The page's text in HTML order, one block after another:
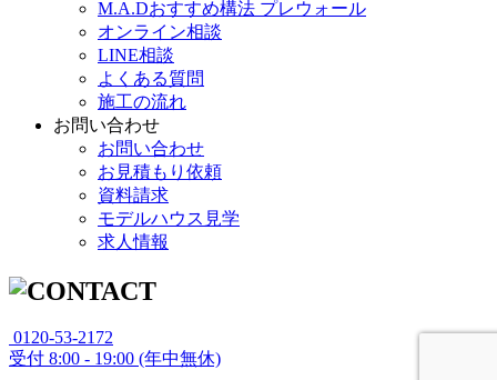
M.A.Dおすすめ構法 プレウォール
オンライン相談
LINE相談
よくある質問
施工の流れ
お問い合わせ
お問い合わせ
お見積もり依頼
資料請求
モデルハウス見学
求人情報
0120-53-2172
受付 8:00 - 19:00 (年中無休)